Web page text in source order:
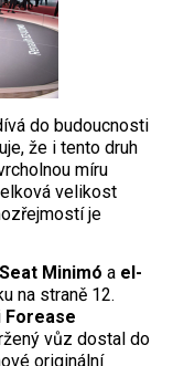
do budoucnosti
že i tento druh
míru
velikost
je
Seat Minimó a el-
na straně 12.
Forease
vůz dostal do
originální